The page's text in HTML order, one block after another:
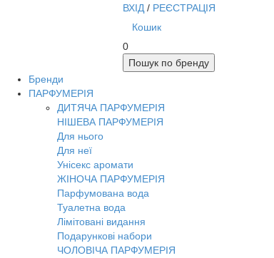
ВХІД / РЕЄСТРАЦІЯ
Кошик
0
Пошук по бренду
Бренди
ПАРФУМЕРІЯ
ДИТЯЧА ПАРФУМЕРІЯ
НІШЕВА ПАРФУМЕРІЯ
Для нього
Для неї
Унісекс аромати
ЖІНОЧА ПАРФУМЕРІЯ
Парфумована вода
Туалетна вода
Лімітовані видання
Подарункові набори
ЧОЛОВІЧА ПАРФУМЕРІЯ